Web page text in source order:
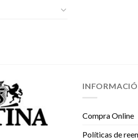
Compra Online
Políticas de